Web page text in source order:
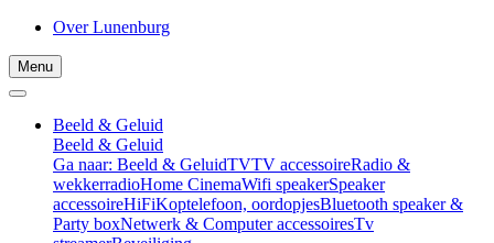
Over Lunenburg
Menu
Beeld & Geluid
Beeld & Geluid
Ga naar: Beeld & GeluidTVTV accessoireRadio &
wekkerradioHome CinemaWifi speakerSpeaker
accessoireHiFiKoptelefoon, oordopjesBluetooth speaker &
Party boxNetwerk & Computer accessoiresTv